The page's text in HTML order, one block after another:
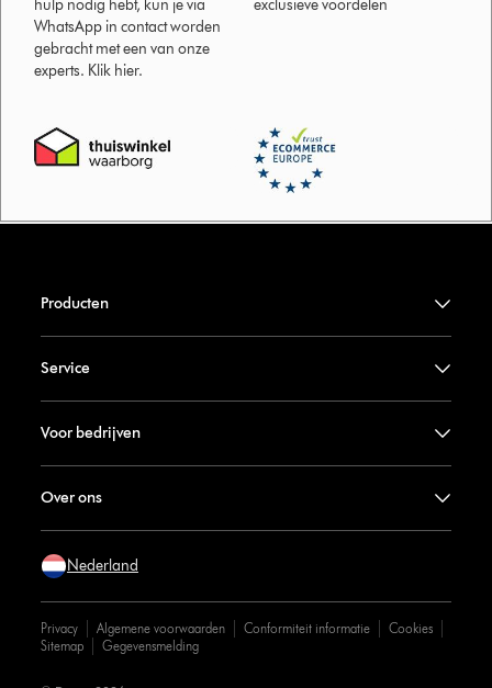
hulp nodig hebt, kun je via
WhatsApp in contact worden
gebracht met een van onze
experts. Klik hier.
exclusieve voordelen
Producten
Service
Voor bedrijven
Over ons
Nederland
Privacy Algemene voorwaarden Conformiteit informatie
Cookies
Sitemap
Gegevensmelding